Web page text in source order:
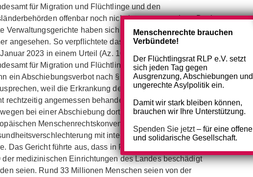
für Migration und Flüchtlinge und den
offenbar noch nicht herumgesprochen. Doch
Verwaltungsgerichte haben sich die Folgen der Flutkatastrophe
angesehen. So verpflichtete das Verwaltungsgericht Trier am
2023 in einem Urteil (Az. 10 K 883/22.TR) das
für Migration und Flüchtlinge, einem schwer erkrankten
ein Abschiebungsverbot nach § 60 Abs. 5 Aufenthaltsgesetz
weil die Erkrankung des Mannes in Pakistan derzeit
rechtzeitig angemessen behandelt werden könne und er
bei einer Abschiebung dorthin einer mit Art. 3 der
Menschenrechtskonvention unvereinbaren
mit intensivem Leiden ausgesetzt
Das Gericht führte aus, dass in Folge der Flutkatastrophe ca.
der medizinischen Einrichtungen des Landes beschädigt
seien. Rund 33 Millionen Menschen seien von der
Menschenrechte brauchen
Verbündete!
Der Flüchtlingsrat RLP e.V. setzt
sich jeden Tag gegen
Ausgrenzung, Abschiebungen und
ungerechte Asylpolitik ein.
Damit wir stark bleiben können,
brauchen wir Ihre Unterstützung.
Spenden Sie jetzt– für eine offene
und solidarische Gesellschaft.